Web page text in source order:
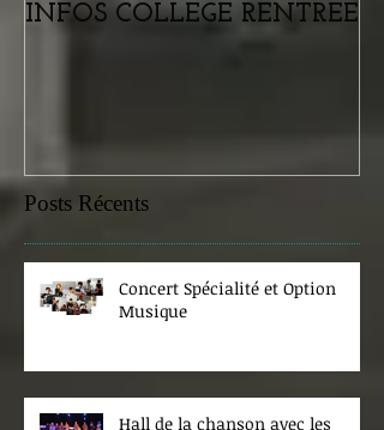
INFOS COLLEGE RENTREE
Posts Récents
Concert Spécialité et Option
Musique
Hall de la chanson avec les